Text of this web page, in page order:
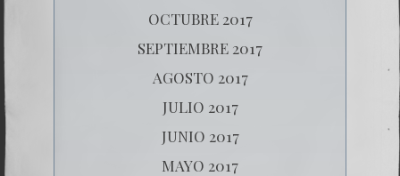
OCTUBRE 2017
SEPTIEMBRE 2017
AGOSTO 2017
JULIO 2017
JUNIO 2017
MAYO 2017